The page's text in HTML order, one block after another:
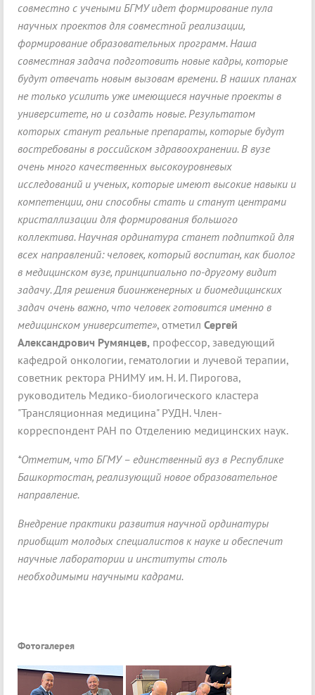
совместно с учеными БГМУ идет формирование пула
научных проектов для совместной реализации,
формирование образовательных программ. Наша
совместная задача подготовить новые кадры, которые
будут отвечать новым вызовам времени. В наших планах
не только усилить уже имеющиеся научные проекты в
университете, но и создать новые. Результатом
которых станут реальные препараты, которые будут
востребованы в российском здравоохранении. В вузе
очень много качественных высокоуровневых
исследований и ученых, которые имеют высокие навыки и
компетенции, они способны стать и станут центрами
кристаллизации для формирования большого
коллектива. Научная ординатура станет подпиткой для
всех направлений: человек, который воспитан, как биолог
в медицинском вузе, принципиально по-другому видит
задачу. Для решения биоинженерных и биомедицинских
задач очень важно, что человек готовится именно в
медицинском университете», отметил Сергей
Александрович Румянцев, профессор, заведующий
кафедрой онкологии, гематологии и лучевой терапии,
советник ректора РНИМУ им. Н. И. Пирогова,
руководитель Медико-биологического кластера
"Трансляционная медицина" РУДН. Член-
корреспондент РАН по Отделению медицинских наук.
*Отметим, что БГМУ – единственный вуз в Республике
Башкортостан, реализующий новое образовательное
направление.
Внедрение практики развития научной ординатуры
приобщит молодых специалистов к науке и обеспечит
научные лаборатории и институты столь
необходимыми научными кадрами.
Фотогалерея